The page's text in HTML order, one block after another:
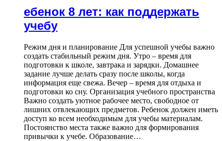
ебенок 8 лет: как поддержать
учебу
Режим дня и планирование Для успешной учебы важно
создать стабильный режим дня. Утро – время для
подготовки к школе, завтрака и зарядки. Домашнее
задание лучше делать сразу после школы, когда
информация еще свежа. Вечер – время для отдыха и
подготовки ко сну. Организация учебного пространства
Важно создать уютное рабочее место, свободное от
лишних отвлекающих предметов. Ребенок должен иметь
доступ ко всем необходимым для учебы материалам.
Постоянство места также важно для формирования
привычки к учебе. Образование…